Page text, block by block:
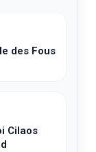
des Fous
Cilaos